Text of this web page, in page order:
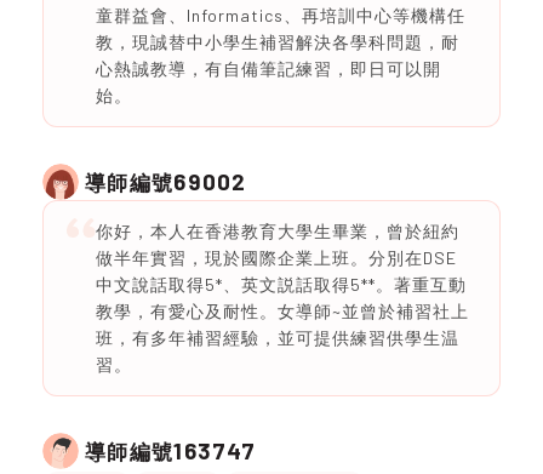
童群益會、Informatics、再培訓中心等機構任
教，現誠替中小學生補習解決各學科問題，耐
心熱誠教導，有自備筆記練習，即日可以開
始。
導師編號69002
你好，本人在香港教育大學生畢業，曾於紐約
做半年實習，現於國際企業上班。分別在DSE
中文說話取得5*、英文説話取得5**。著重互動
教學，有愛心及耐性。女導師~並曾於補習社上
班，有多年補習經驗，並可提供練習供學生温
習。
導師編號163747